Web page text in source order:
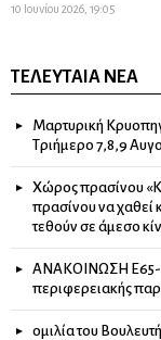
10 Ιουνίου 2026, 19:05
ΤΕΛΕΥΤΑΊΑ ΝΈΑ
Μαρτυρική
Τριήμερο 7,8,9
Χώρος πρασίνου
πρασίνου να χαθεί
τεθούν σε άμεσο
ΑΝΑΚΟΙΝΩΣΗ Ε65-
περιφερειακής
ομιλία του